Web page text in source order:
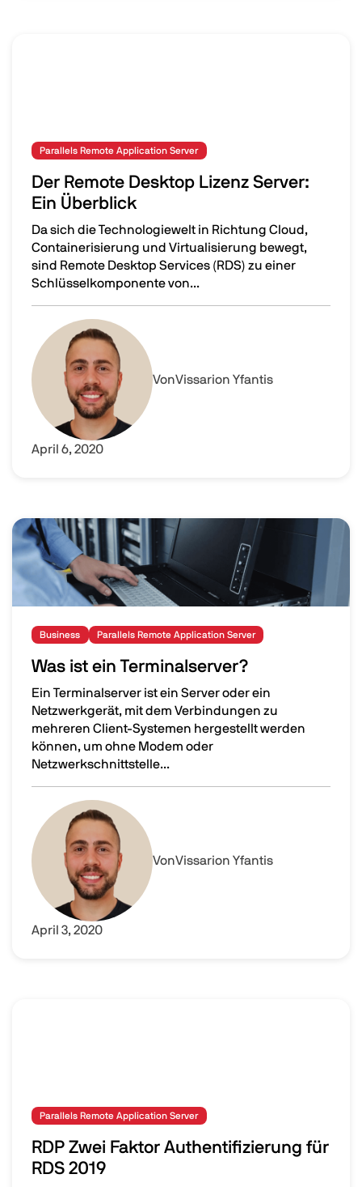
Parallels Remote Application Server
Der Remote Desktop Lizenz Server:
Ein Überblick
Da sich die Technologiewelt in Richtung Cloud,
Containerisierung und Virtualisierung bewegt,
sind Remote Desktop Services (RDS) zu einer
Schlüsselkomponente von...
Der Remote Desktop Lizenz Server: Ein Überblick
Image
VonVissarion Yfantis
April 6, 2020
Image
Business Parallels Remote Application Server
Was ist ein Terminalserver?
Ein Terminalserver ist ein Server oder ein
Netzwerkgerät, mit dem Verbindungen zu
mehreren Client-Systemen hergestellt werden
können, um ohne Modem oder
Netzwerkschnittstelle...
Was ist ein Terminalserver?
Image
VonVissarion Yfantis
April 3, 2020
Parallels Remote Application Server
RDP Zwei Faktor Authentifizierung für
RDS 2019